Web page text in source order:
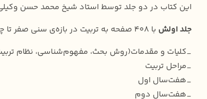
این کتاب در دو جلد توسط استاد شیخ محمد حسن
جلد اولش با ۴۰۸ صفحه به تربیت در بازه‌ی سنی صفر تا چهارده سال پرداخته و شامل سرفصل‌های زیره:
_کلیات و مقدمات(روش بحث، مفهوم‌شناسی، نظام
_مراحل تربیت
_هفت‌سال اول
_هفت‌سال دوم